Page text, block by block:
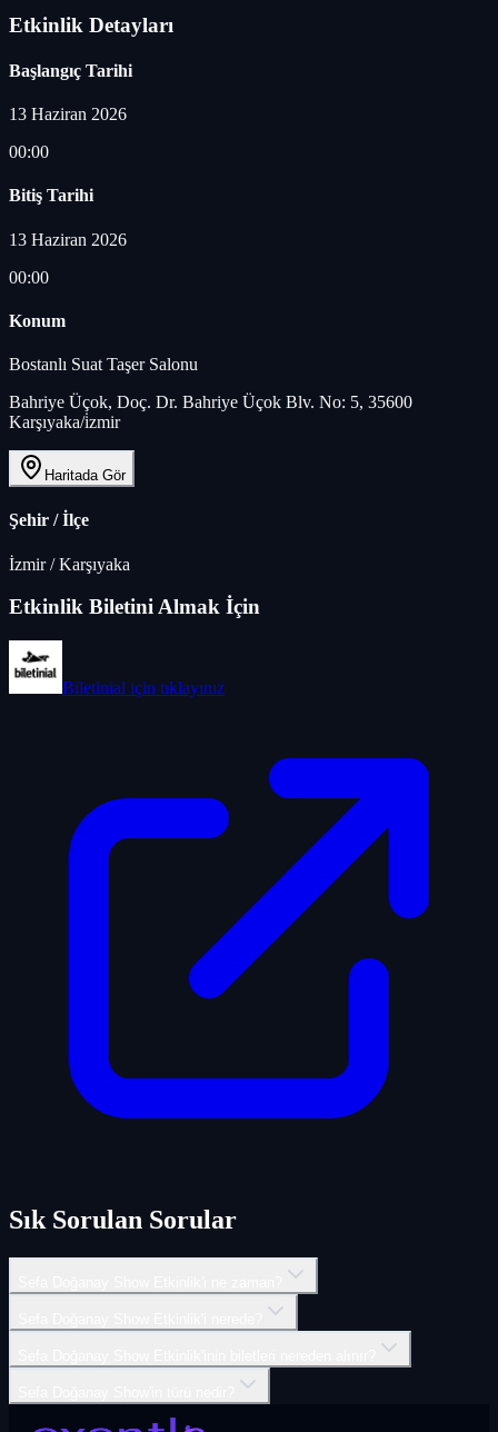
Etkinlik Detayları
Başlangıç Tarihi
13 Haziran 2026
00:00
Bitiş Tarihi
13 Haziran 2026
00:00
Konum
Bostanlı Suat Taşer Salonu
Bahriye Üçok, Doç. Dr. Bahriye Üçok Blv. No: 5, 35600
Karşıyaka/i̇zmir
Haritada Gör
Şehir / İlçe
İzmir/Karşıyaka
Etkinlik Biletini Almak İçin
Biletinial için tıklayınız
Sık Sorulan Sorular